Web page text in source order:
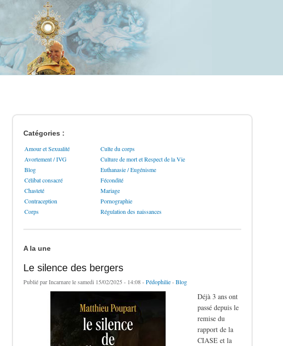
Catégories :
Amour et Sexualité
Culte du corps
Avortement / IVG
Culture de mort et Respect de la Vie
Blog
Euthanasie / Eugénisme
Célibat consacré
Fécondité
Chasteté
Mariage
Contraception
Pornographie
Corps
Régulation des naissances
A la une
Le silence des bergers
Publié parIncarnarele samedi 15/02/2025 - 14:08 -Pédophilie-Blog
Déjà 3 ans ont
passé depuis le
remise du
rapport de la
CIASE et la